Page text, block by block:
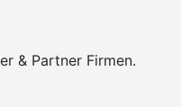
& Partner Firmen.